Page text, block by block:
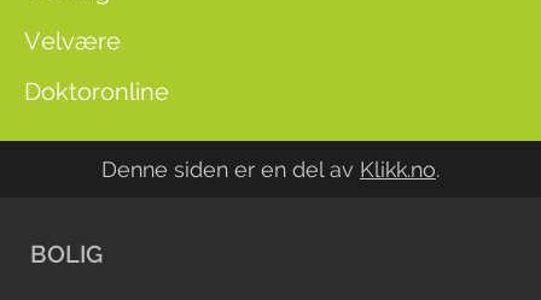
Velvære
Doktoronline
Denne siden er en del av Klikk.no.
BOLIG